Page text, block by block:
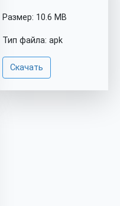
Размер: 10.6 MB
Тип файла: apk
Скачать